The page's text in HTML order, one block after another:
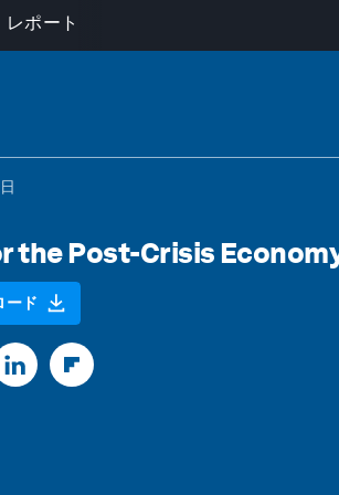
ポート
the Post-Crisis
ード